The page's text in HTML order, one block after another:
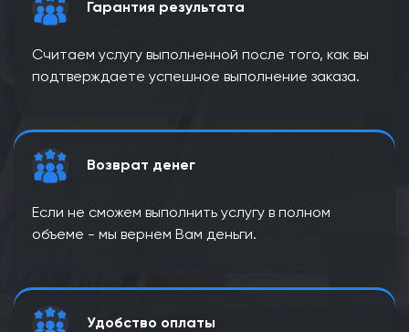
Гарантия результата
Считаем услугу выполненной после того, как вы
подтверждаете успешное выполнение заказа.
Возврат денег
Если не сможем выполнить услугу в полном
объеме - мы вернем Вам деньги.
Удобство оплаты